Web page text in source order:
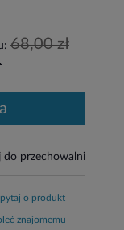
68,00 zł
do przechowalni
o produkt
znajomemu